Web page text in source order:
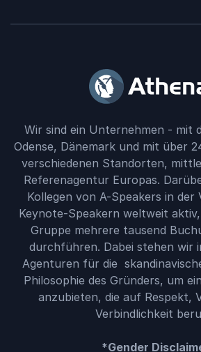
Wir sind ein Unternehmen - mit
Odense, Dänemark und mit über
verschiedenen Standorten,
Referenagentur Europas.
Kollegen von A-Speakers in
Keynote-Speakern weltweit
Gruppe mehrere tausend
durchführen. Dabei stehen wir
Agenturen für die
Philosophie des Gründers, um
anzubieten, die auf Respekt,
Verbindlichkeit
*Gender